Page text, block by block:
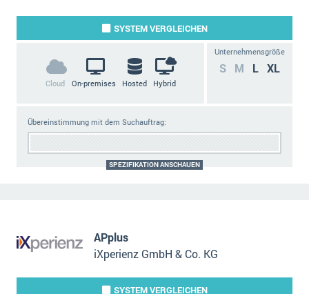
SYSTEMVERGLEICHEN
Cloud On-premises Hosted Hybrid
Unternehmensgröße
S M L XL
Übereinstimmung mit dem Suchauftrag:
SPEZIFIKATION ANSCHAUEN
APplus
iXperienz GmbH & Co. KG
SYSTEMVERGLEICHEN